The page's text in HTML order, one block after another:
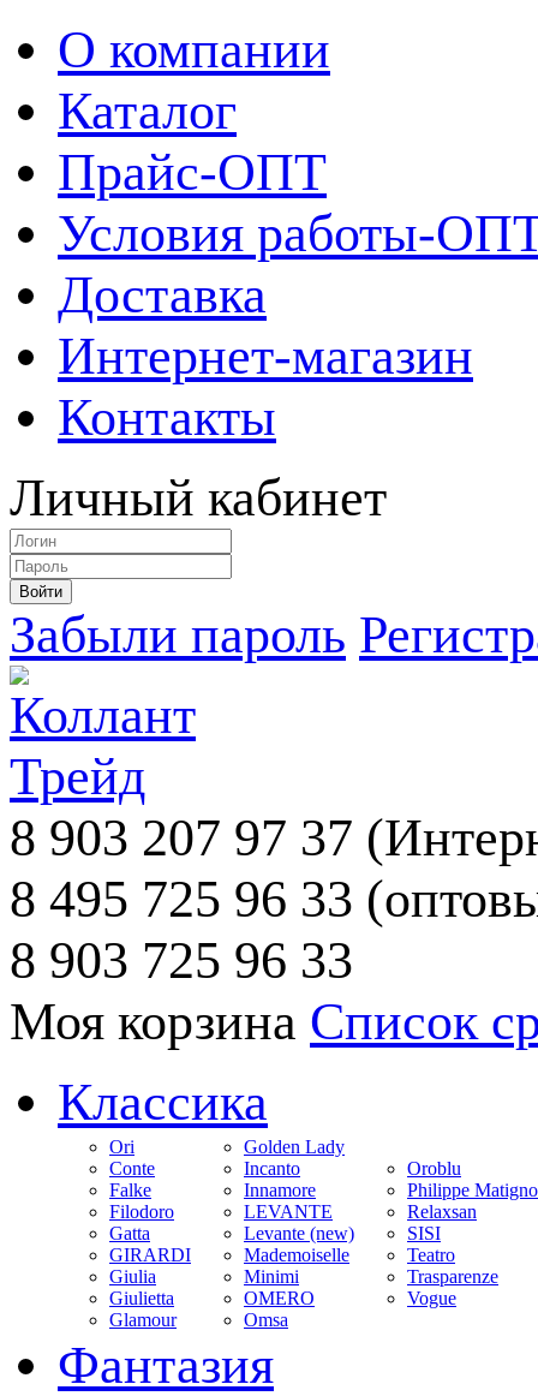
О компании
Каталог
Прайс-ОПТ
Условия работы-
Доставка
Интернет-магазин
Контакты
Личный кабинет
Забыли пароль
8 903 207 97 37
8 495 725 96 33
8 903 725 96 33
Моя корзина Список
Классика
Ori
Conte
Falke
Filodoro
Gatta
GIRARDI
Giulia
Giulietta
Glamour
Golden Lady
Incanto
Innamore
LEVANTE
Levante (new)
Mademoiselle
Minimi
OMERO
Omsa
Oroblu
Philippe
Relaxsan
SISI
Teatro
Trasparenze
Vogue
Фантазия